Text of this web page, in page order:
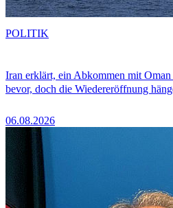
Iran erklärt, ein Abkommen mit
bevor, doch die Wiedereröffnung
06.08.2026
POLITIK